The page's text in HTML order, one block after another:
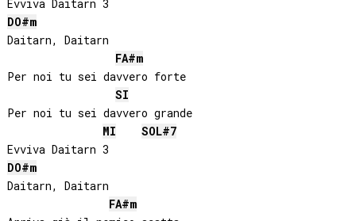
DO#m
Daitarn, Daitarn
FA#m
Per noi tu sei davvero forte
SI
Per noi tu sei davvero grande
MI
SOL#7
DO#m
Daitarn, Daitarn
FA#m